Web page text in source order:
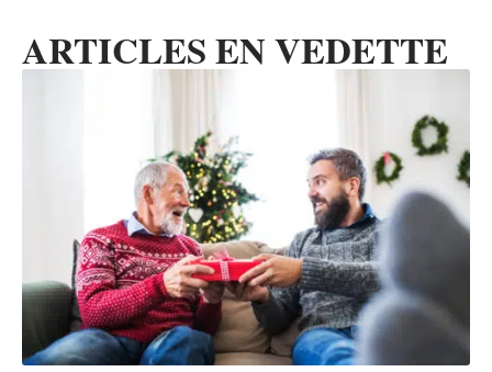
ARTICLES EN VEDETTE